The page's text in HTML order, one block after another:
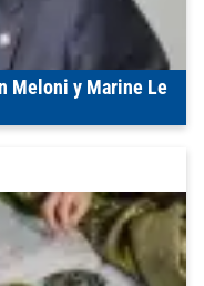
Meloni y Marine Le